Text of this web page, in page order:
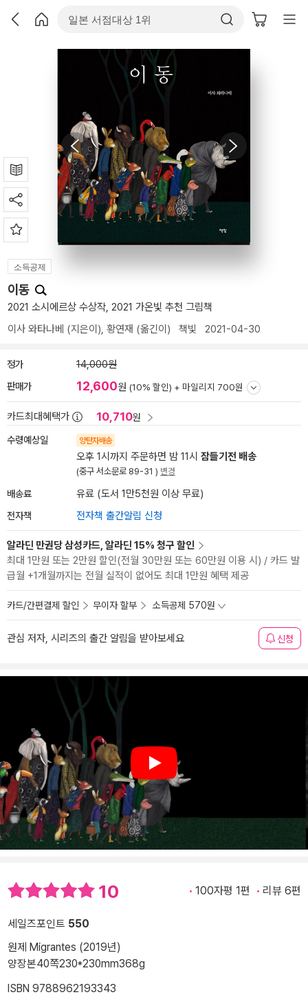
소득공제
이동
2021 소시에르상 수상작, 2021 가온빛 추천 그림책
이사 와타나베 (지은이), 황연재 (옮긴이) 책빛 2021-04-30
정가 14,000원
판매가 12,600원 (10% 할인) + 마일리지 700원
카드최대혜택가 10,710원
수령예상일 양탄자배송
오후 1시까지 주문하면 밤 11시 잠들기전 배송
(중구 서소문로 89-31 ) 변경
배송료 유료 (도서 1만5천원 이상 무료)
전자책 전자책 출간알림 신청
알라딘 만권당 삼성카드, 알라딘 15% 청구 할인
최대 1만원 또는 2만원 할인(전월 30만원 또는 60만원 이용 시) / 카드 발
급월 +1개월까지는 전월 실적이 없어도 최대 1만원 혜택 제공
카드/간편결제 할인 무이자 할부 소득공제 570원
관심 저자, 시리즈의 출간 알림을 받아보세요 신청
Play
10 100자평 1편 리뷰 6편
세일즈포인트 550
원제 Migrantes (2019년)
양장본40쪽230*230mm368g
ISBN 9788962193343